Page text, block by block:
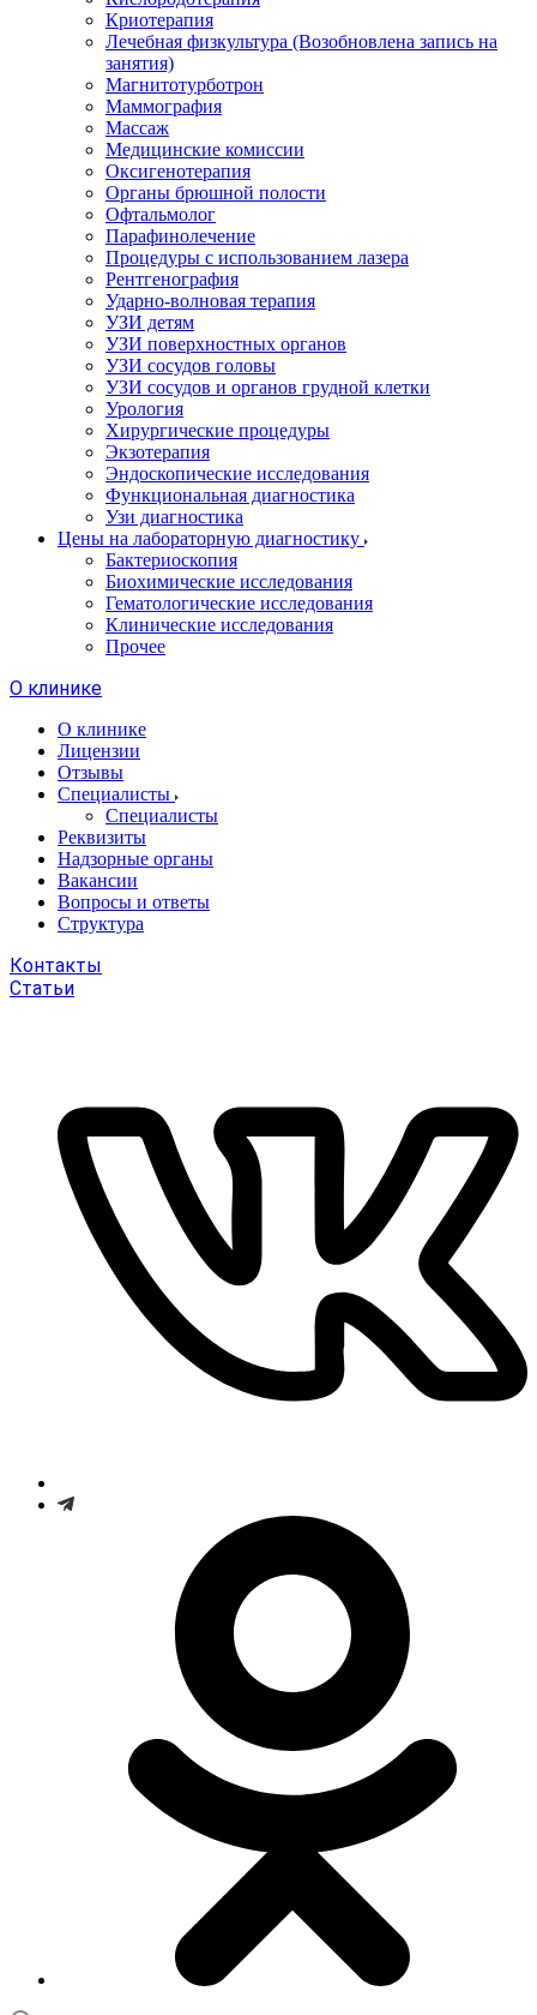
Криотерапия
Лечебная физкультура (Возобновлена запись на
занятия)
Магнитотурботрон
Маммография
Массаж
Медицинские комиссии
Оксигенотерапия
Органы брюшной полости
Офтальмолог
Парафинолечение
Процедуры с использованием лазера
Рентгенография
Ударно-волновая терапия
УЗИ детям
УЗИ поверхностных органов
УЗИ сосудов головы
УЗИ сосудов и органов грудной клетки
Урология
Хирургические процедуры
Экзотерапия
Эндоскопические исследования
Функциональная диагностика
Узи диагностика
Цены на лабораторную диагностику
Бактериоскопия
Биохимические исследования
Гематологические исследования
Клинические исследования
Прочее
О клинике
О клинике
Лицензии
Отзывы
Специалисты
Специалисты
Реквизиты
Надзорные органы
Вакансии
Вопросы и ответы
Структура
Контакты
Статьи